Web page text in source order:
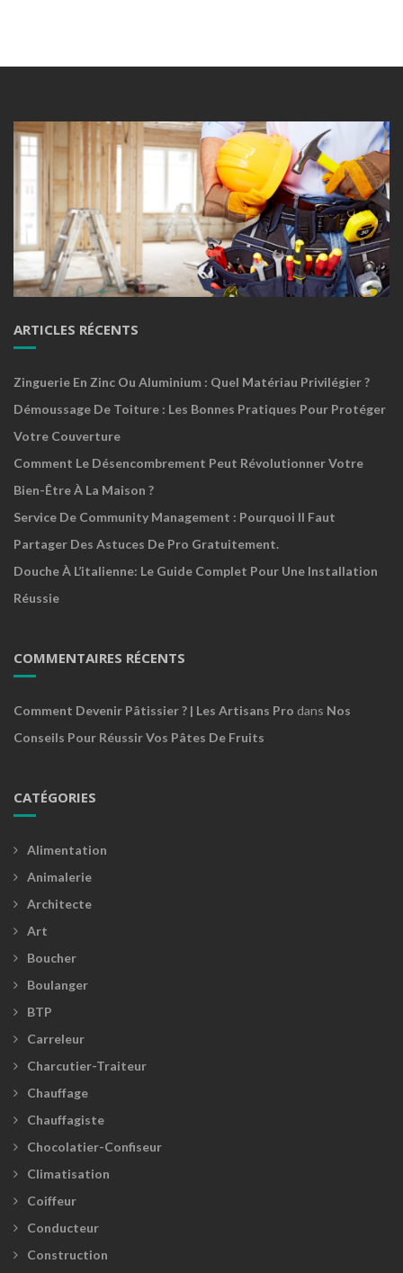
ARTICLES RÉCENTS
Zinguerie En Zinc Ou Aluminium : Quel Matériau Privilégier ?
Démoussage De Toiture : Les Bonnes Pratiques Pour Protéger
Votre Couverture
Comment Le Désencombrement Peut Révolutionner Votre
Bien-Être À La Maison ?
Service De Community Management : Pourquoi Il Faut
Partager Des Astuces De Pro Gratuitement.
Douche À L’italienne: Le Guide Complet Pour Une Installation
Réussie
COMMENTAIRES RÉCENTS
Comment Devenir Pâtissier ? | Les Artisans Pro dans Nos
Conseils Pour Réussir Vos Pâtes De Fruits
CATÉGORIES
Alimentation
Animalerie
Architecte
Art
Boucher
Boulanger
BTP
Carreleur
Charcutier-Traiteur
Chauffage
Chauffagiste
Chocolatier-Confiseur
Climatisation
Coiffeur
Conducteur
Construction